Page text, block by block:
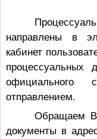
направлены в
кабинет
процессуальных
отправлением.
Обращаем
документы в